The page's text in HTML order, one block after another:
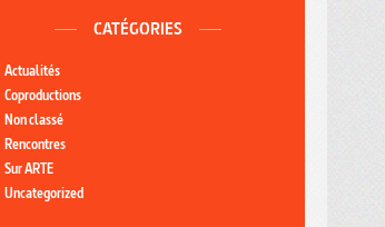
CATÉGORIES
Actualités
Coproductions
Non classé
Rencontres
Sur ARTE
Uncategorized